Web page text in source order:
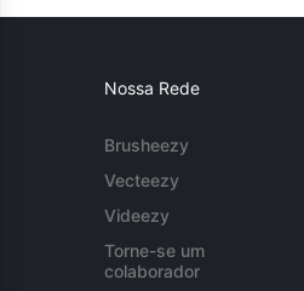
Nossa Rede
Brusheezy
Vecteezy
Videezy
Torne-se um
colaborador